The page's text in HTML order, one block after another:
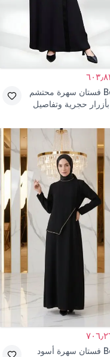
فستان سهرة محتشم
حجرية وتفاصيل
فستان سهرة أسود